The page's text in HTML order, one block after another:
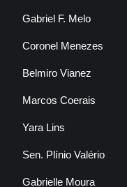
Gabriel F. Melo
Coronel Menezes
Belmiro Vianez
Marcos Coerais
Yara Lins
Sen. Plínio Valério
Gabrielle Moura